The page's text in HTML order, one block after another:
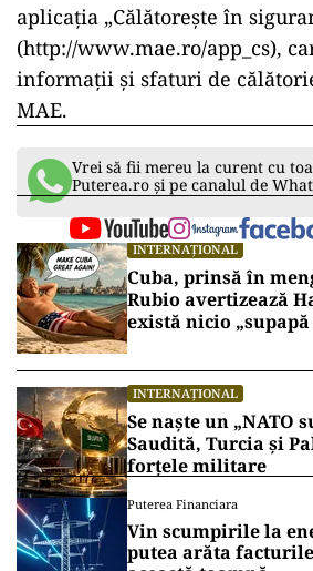
aplicaţia „Călătoreşte în
(http://www.mae.ro/app_cs),
informaţii şi sfaturi de
MAE.
Vrei să fii mereu la curent cu
Puterea.ro și pe canalul de
INTERNAȚIONAL
Cuba, prinsă în
Rubio avertizează
există nicio „supapă
INTERNAȚIONAL
Se naște un „NATO
Saudită, Turcia și
forțele militare
Puterea Financiara
Vin scumpirile la
putea arăta